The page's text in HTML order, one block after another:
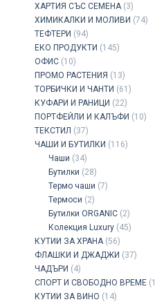
ХАРТИЯ СЪС СЕМЕНА (3)
ХИМИКАЛКИ И МОЛИВИ (74)
ТЕФТЕРИ (94)
ЕКО ПРОДУКТИ (145)
ОФИС (10)
ПРОМО РАСТЕНИЯ (13)
ТОРБИЧКИ И ЧАНТИ (61)
КУФАРИ И РАНИЦИ (22)
ПОРТФЕЙЛИ И КАЛЪФИ (10)
ТЕКСТИЛ (37)
ЧАШИ И БУТИЛКИ (116)
Чаши (34)
Бутилки (28)
Термо чаши (7)
Термоси (2)
Бутилки ORGANIC (2)
Колекция Luxury (45)
КУТИИ ЗА ХРАНА (56)
ФЛАШКИ И ДЖАДЖИ (37)
ЧАДЪРИ (4)
СПОРТ И СВОБОДНО ВРЕМЕ
КУТИИ ЗА ВИНО (14)